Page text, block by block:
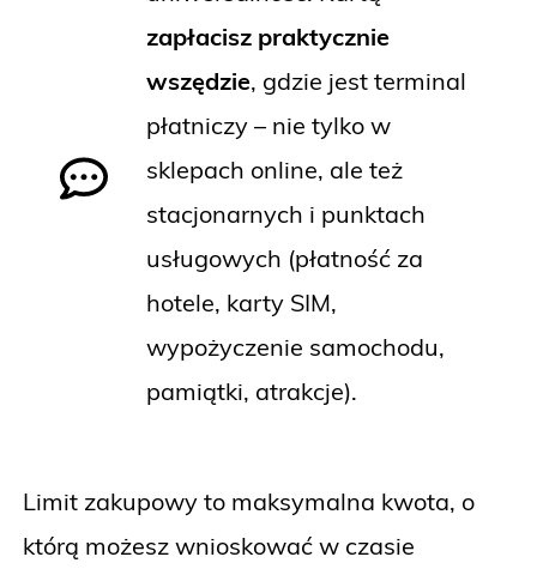
zapłacisz praktycznie
wszędzie, gdzie jest terminal
płatniczy – nie tylko w
sklepach online, ale też
stacjonarnych i punktach
usługowych (płatność za
hotele, karty SIM,
wypożyczenie samochodu,
pamiątki, atrakcje).
Limit zakupowy to maksymalna kwota, o
którą możesz wnioskować w czasie